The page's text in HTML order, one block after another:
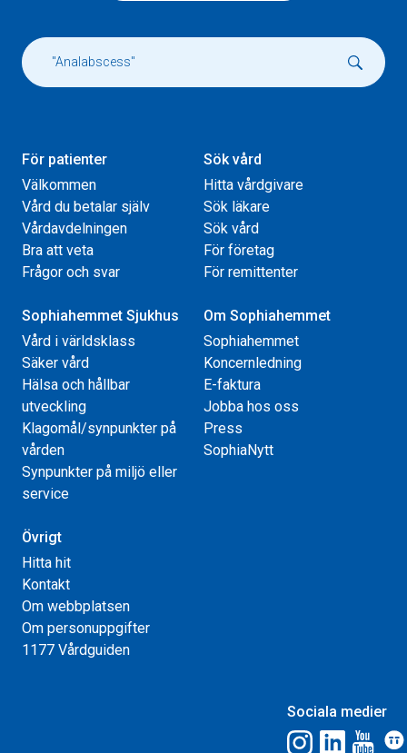
För patienter
Välkommen
Vård du betalar själv
Vårdavdelningen
Bra att veta
Frågor och svar
Sök vård
Hitta vårdgivare
Sök läkare
Sök vård
För företag
För remittenter
Sophiahemmet Sjukhus
Vård i världsklass
Säker vård
Hälsa och hållbar
utveckling
Klagomål/synpunkter på
vården
Synpunkter på miljö eller
service
Om Sophiahemmet
Sophiahemmet
Koncernledning
E-faktura
Jobba hos oss
Press
SophiaNytt
Övrigt
Hitta hit
Kontakt
Om webbplatsen
Om personuppgifter
1177 Vårdguiden
Sociala medier